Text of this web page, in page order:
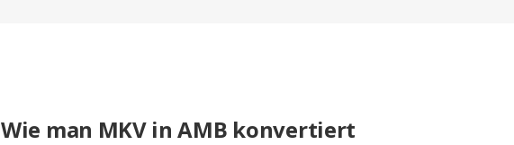
Wie man MKV in AMB konvertiert